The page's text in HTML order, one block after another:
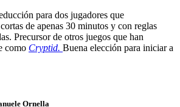
para dos jugadores que
de apenas 30 minutos y con reglas
Precursor de otros juegos que han
como Cryptid. Buena elección para iniciar a
Ornella